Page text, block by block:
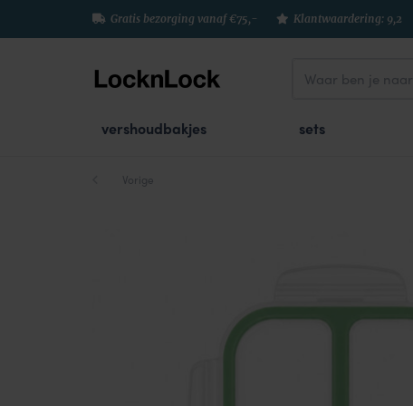
Gratis bezorging vanaf €75,- Klantwaardering: 9,2
vershoudbakjes sets
Vorige